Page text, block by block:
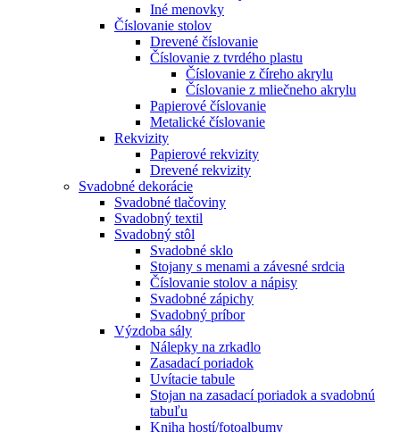
Iné menovky
Číslovanie stolov
Drevené číslovanie
Číslovanie z tvrdého plastu
Číslovanie z číreho akrylu
Číslovanie z mliečneho akrylu
Papierové číslovanie
Metalické číslovanie
Rekvizity
Papierové rekvizity
Drevené rekvizity
Svadobné dekorácie
Svadobné tlačoviny
Svadobný textil
Svadobný stôl
Svadobné sklo
Stojany s menami a závesné srdcia
Číslovanie stolov a nápisy
Svadobné zápichy
Svadobný príbor
Výzdoba sály
Nálepky na zrkadlo
Zasadací poriadok
Uvítacie tabule
Stojan na zasadací poriadok a svadobnú
tabuľu
Kniha hostí/fotoalbumy